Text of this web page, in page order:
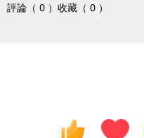
評論（ 0 ） 收藏（ 0 ）